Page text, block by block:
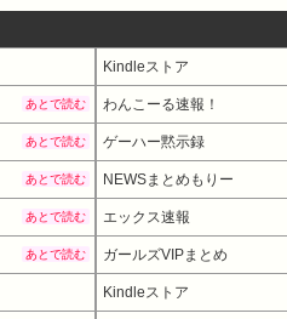
Kindleストア
あとで読む わんこーる速報！
あとで読む ゲーハー黙示録
あとで読む NEWSまとめもりー
あとで読む エックス速報
あとで読む ガールズVIPまとめ
Kindleストア